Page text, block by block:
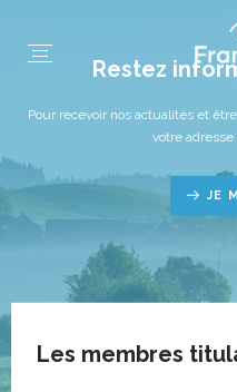
Restez
Pour recevoir nos actualités et
votre
JE
Les membres